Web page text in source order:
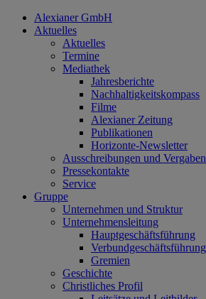
Alexianer GmbH
Aktuelles
Aktuelles
Termine
Mediathek
Jahresberichte
Nachhaltigkeitskompass
Filme
Alexianer Zeitung
Publikationen
Horizonte-Newsletter
Ausschreibungen und Vergaben
Pressekontakte
Service
Gruppe
Unternehmen und Struktur
Unternehmensleitung
Hauptgeschäftsführung
Verbundgeschäftsführung
Gremien
Geschichte
Christliches Profil